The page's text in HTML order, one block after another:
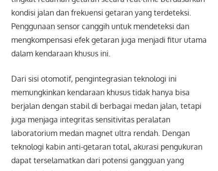
kondisi jalan dan frekuensi getaran yang terdeteksi.
Penggunaan sensor canggih untuk mendeteksi dan
mengkompensasi efek getaran juga menjadi fitur utama
dalam kendaraan khusus ini.
Dari sisi otomotif, pengintegrasian teknologi ini
memungkinkan kendaraan khusus tidak hanya bisa
berjalan dengan stabil di berbagai medan jalan, tetapi
juga menjaga integritas sensitivitas peralatan
laboratorium medan magnet ultra rendah. Dengan
teknologi kabin anti-getaran total, akurasi pengukuran
dapat terselamatkan dari potensi gangguan yang